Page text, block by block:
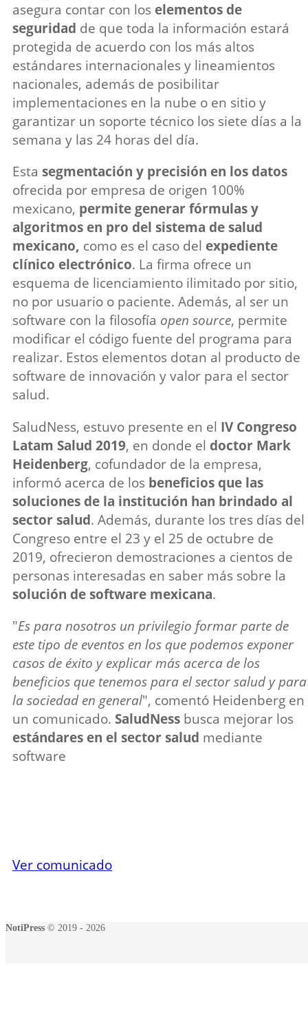
asegura contar con los elementos de
seguridad de que toda la información estará
protegida de acuerdo con los más altos
estándares internacionales y lineamientos
nacionales, además de posibilitar
implementaciones en la nube o en sitio y
garantizar un soporte técnico los siete días a la
semana y las 24 horas del día.
Esta segmentación y precisión en los datos
ofrecida por empresa de origen 100%
mexicano, permite generar fórmulas y
algoritmos en pro del sistema de salud
mexicano, como es el caso del expediente
clínico electrónico. La firma ofrece un
esquema de licenciamiento ilimitado por sitio,
no por usuario o paciente. Además, al ser un
software con la filosofía open source, permite
modificar el código fuente del programa para
realizar. Estos elementos dotan al producto de
software de innovación y valor para el sector
salud.
SaludNess, estuvo presente en el IV Congreso
Latam Salud 2019, en donde el doctor Mark
Heidenberg, cofundador de la empresa,
informó acerca de los beneficios que las
soluciones de la institución han brindado al
sector salud. Además, durante los tres días del
Congreso entre el 23 y el 25 de octubre de
2019, ofrecieron demostraciones a cientos de
personas interesadas en saber más sobre la
solución de software mexicana.
"Es para nosotros un privilegio formar parte de
este tipo de eventos en los que podemos exponer
casos de éxito y explicar más acerca de los
beneficios que tenemos para el sector salud y para
la sociedad en general", comentó Heidenberg en
un comunicado. SaludNess busca mejorar los
estándares en el sector salud mediante
software
Ver comunicado
NotiPress © 2019 - 2026